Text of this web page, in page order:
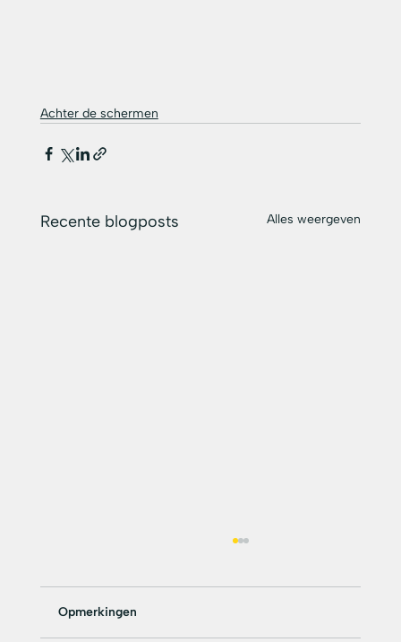
Achter de schermen
Recente blogposts Alles weergeven
Opmerkingen